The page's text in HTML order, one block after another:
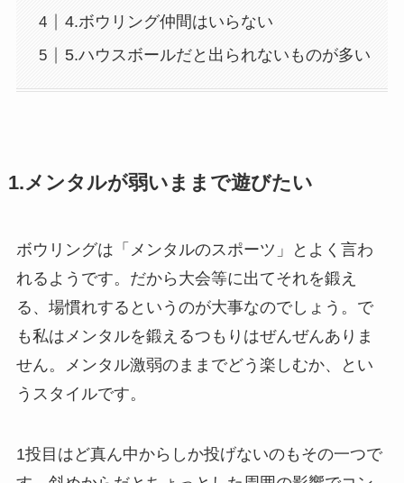
4.ボウリング仲間はいらない
5.ハウスボールだと出られないものが多い
1.メンタルが弱いままで遊びたい
ボウリングは「メンタルのスポーツ」とよく言わ
れるようです。だから大会等に出てそれを鍛え
る、場慣れするというのが大事なのでしょう。で
も私はメンタルを鍛えるつもりはぜんぜんありま
せん。メンタル激弱のままでどう楽しむか、とい
うスタイルです。
1投目はど真ん中からしか投げないのもその一つで